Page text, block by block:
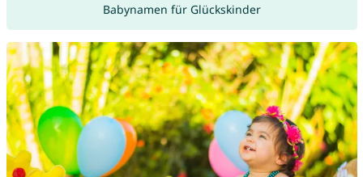
Babynamen für Glückskinder